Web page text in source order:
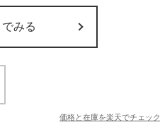
みる
価格と在庫を楽天でチェック